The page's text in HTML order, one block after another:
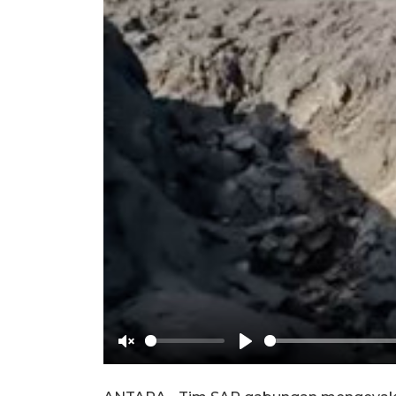
Unmute Play